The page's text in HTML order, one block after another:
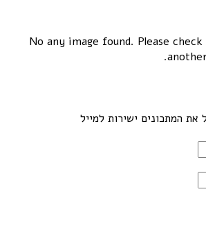
No any image found. Please
המתכונים ישירות למייל